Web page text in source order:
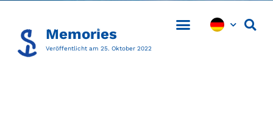
Memories
Veröffentlicht am 25. Oktober 2022